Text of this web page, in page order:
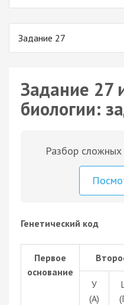
Задание 27
Задание 27
биологии:
Разбор сложных
Генетический код
Первое
основание
У
(А)